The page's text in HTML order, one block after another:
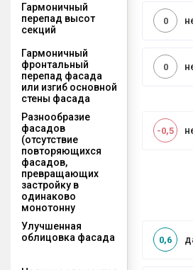
Гармоничный
перепад высот
секций
0
Гармоничный
фронтальный
перепад фасада
или изгиб основной
стены фасада
0
Разнообразие
фасадов
(отсутствие
повторяющихся
фасадов,
превращающих
застройку в
одинаково
монотонну
-0,5
Улучшенная
облицовка фасада
0,6